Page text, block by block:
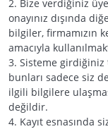
2. Bize verdiğiniz
onayınız dışında
bilgiler, firmamızın
amacıyla
3. Sisteme
bunları sadece siz
ilgili bilgilere
değildir.
4. Kayıt esnasında